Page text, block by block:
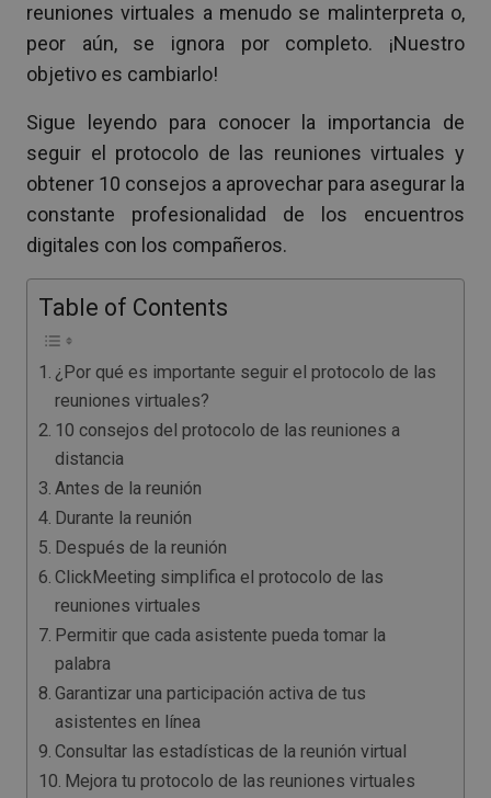
reuniones virtuales a menudo se malinterpreta o,
peor aún, se ignora por completo. ¡Nuestro
objetivo es cambiarlo!
Sigue leyendo para conocer la importancia de
seguir el protocolo de las reuniones virtuales y
obtener 10 consejos a aprovechar para asegurar la
constante profesionalidad de los encuentros
digitales con los compañeros.
Table of Contents
¿Por qué es importante seguir el protocolo de las
reuniones virtuales?
10 consejos del protocolo de las reuniones a
distancia
Antes de la reunión
Durante la reunión
Después de la reunión
ClickMeeting simplifica el protocolo de las
reuniones virtuales
Permitir que cada asistente pueda tomar la
palabra
Garantizar una participación activa de tus
asistentes en línea
Consultar las estadísticas de la reunión virtual
Mejora tu protocolo de las reuniones virtuales